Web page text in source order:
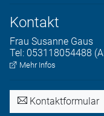
Kontakt
Frau Susanne Gaus
Tel: 053118054488
Mehr Infos
Kontaktformular